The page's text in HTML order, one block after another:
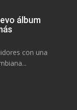
álbum
con una